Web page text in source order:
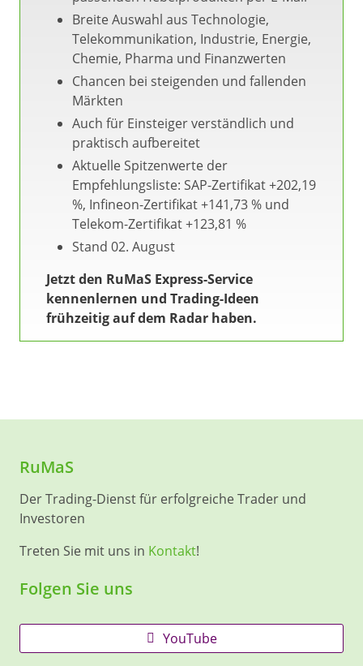
Breite Auswahl aus Technologie,
Telekommunikation, Industrie, Energie,
Chemie, Pharma und Finanzwerten
Chancen bei steigenden und fallenden
Märkten
Auch für Einsteiger verständlich und
praktisch aufbereitet
Aktuelle Spitzenwerte der
Empfehlungsliste: SAP-Zertifikat +202,19
%, Infineon-Zertifikat +141,73 % und
Telekom-Zertifikat +123,81 %
Stand 02. August
Jetzt den RuMaS Express-Service
kennenlernen und Trading-Ideen
frühzeitig auf dem Radar haben.
RuMaS
Der Trading-Dienst für erfolgreiche Trader und
Investoren
Treten Sie mit uns in Kontakt!
Folgen Sie uns
YouTube